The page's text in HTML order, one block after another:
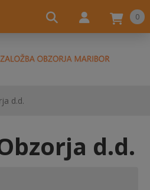
0
d.d.
d.d.